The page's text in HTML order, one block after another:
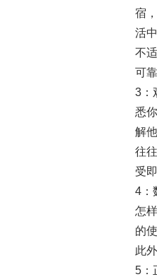
宿
活
不
可
3：
悉
解
往
受
4：
怎
的
此
5：